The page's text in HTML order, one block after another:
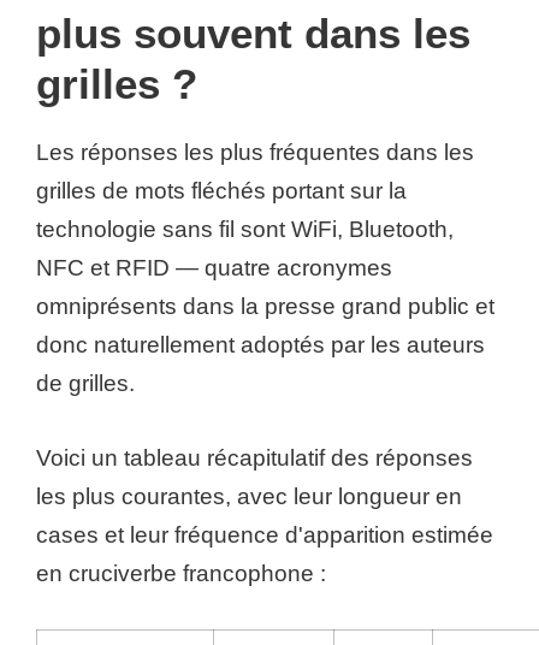
plus souvent dans les
grilles ?
Les réponses les plus fréquentes dans les
grilles de mots fléchés portant sur la
technologie sans fil sont WiFi, Bluetooth,
NFC et RFID — quatre acronymes
omniprésents dans la presse grand public et
donc naturellement adoptés par les auteurs
de grilles.
Voici un tableau récapitulatif des réponses
les plus courantes, avec leur longueur en
cases et leur fréquence d'apparition estimée
en cruciverbe francophone :